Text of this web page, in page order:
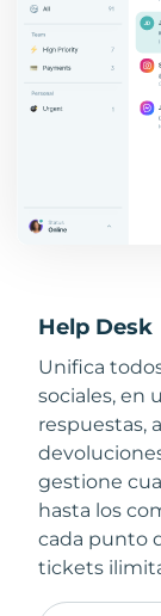
Help Desk
Unifica
sociales, en
respuestas,
gestione
hasta los
cada punto
tickets